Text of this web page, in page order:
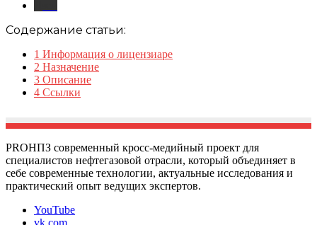
Содержание статьи:
1 Информация о лицензиаре
2 Назначение
3 Описание
4 Ссылки
PROНПЗ современный кросс-медийный проект для
специалистов нефтегазовой отрасли, который объединяет в
себе современные технологии, актуальные исследования и
практический опыт ведущих экспертов.
YouTube